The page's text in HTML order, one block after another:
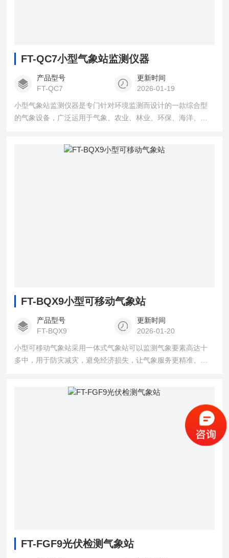
FT-QC7小型气象站监测仪器
产品型号
FT-QC7
更新时间
2026-01-19
小型气象站监测仪器是专门针对环境监测而设计的一款综合型
的气象设备，广泛运用于气象、农业、林业、环保、海洋、机
FT-BQX9小型可移动气象站
产品型号
FT-BQX9
更新时间
2026-01-20
小型可移动气象站采用一体式气象站可以监测气象要素高达十
多中，用于防灾减灾，避免经济损失，让气象服务更精准、更
FT-FGF9光伏检测气象站